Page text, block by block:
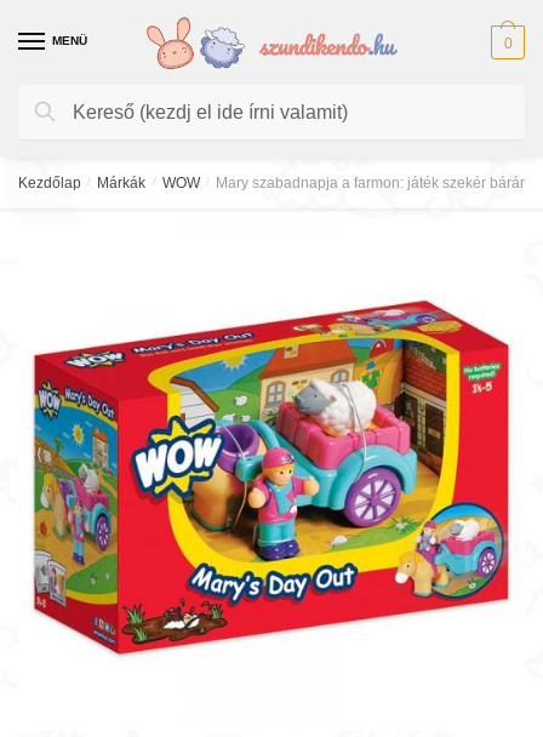
MENÜ
Keresés
Keresés
0
Kezdőlap / Márkák / WOW / Mary szabadnapja a farmon: játék szekér